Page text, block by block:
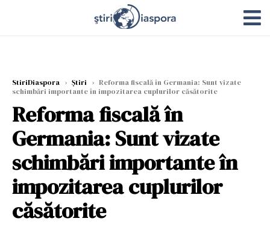
StiriDiaspora › Știri › Reforma fiscală în Germania: Sunt vizate
schimbări importante în impozitarea cuplurilor căsătorite
Reforma fiscală în
Germania: Sunt vizate
schimbări importante în
impozitarea cuplurilor
căsătorite